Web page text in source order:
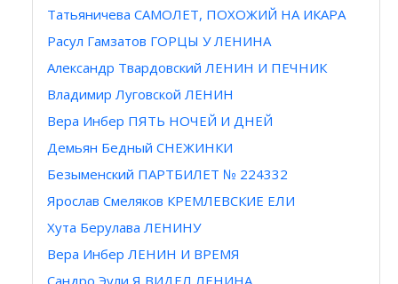
Татьяничева САМОЛЕТ, ПОХОЖИЙ НА ИКАРА
Расул Гамзатов ГОРЦЫ У ЛЕНИНА
Александр Твардовский ЛЕНИН И ПЕЧНИК
Bлaдимир Луговской ЛЕНИН
Вера Инбер ПЯТЬ НОЧЕЙ И ДНЕЙ
Демьян Бедный СНЕЖИНКИ
Безыменский ПАРТБИЛЕТ № 224332
Ярослав Смеляков КРЕМЛЕВСКИЕ ЕЛИ
Хута Берулава ЛЕНИНУ
Вера Инбер ЛЕНИН И ВРЕМЯ